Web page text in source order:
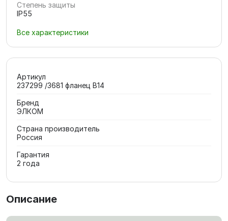
Степень защиты
IP55
Все характеристики
Артикул
237299 /3681 фланец В14
Бренд
ЭЛКОМ
Страна производитель
Россия
Гарантия
2 года
Описание